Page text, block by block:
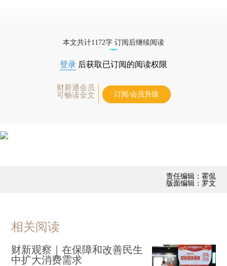
本文共计1172字 订阅后继续阅读
登录 后获取已订阅的阅读权限
财新通会员
可畅读全文
订阅/会员升级
责任编辑：霍侃
版面编辑：罗文
相关阅读
财新观察｜在保障和改善民生
中扩大消费需求